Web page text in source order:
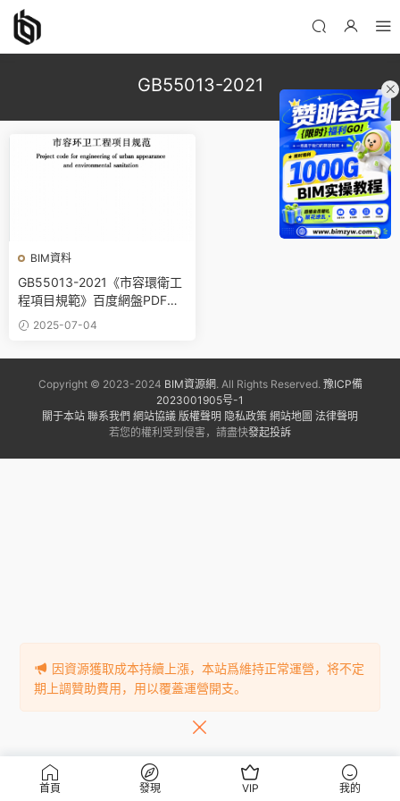
GB55013-2021
BIM資料
GB55013-2021《市容環衛工
程項目規範》百度網盤PDF電
子版下載
2025-07-04
Copyright © 2023-2024 BIM資源網. All Rights Reserved. 豫ICP備
2023001905号-1
關于本站 聯系我們 網站協議 版權聲明 隐私政策 網站地圖 法律聲明
若您的權利受到侵害，請盡快發起投訴
首頁 發現 VIP 我的
因資源獲取成本持續上漲，本站爲維持正常運營，将不定
期上調贊助費用，用以覆蓋運營開支。